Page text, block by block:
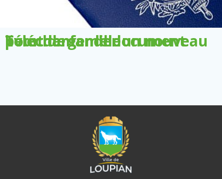
Télécharger le document pour demander un nouveau livret de famille